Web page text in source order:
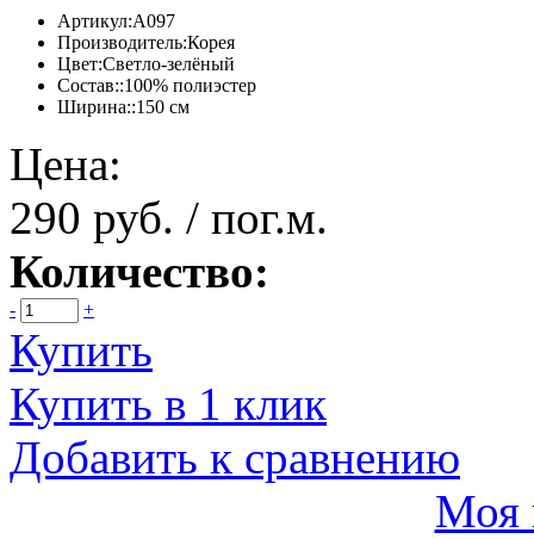
Артикул:А097
Производитель:Корея
Цвет:Светло-зелёный
Состав::100% полиэстер
Ширина::150 см
Цена:
290 руб. / пог.м.
Количество:
- +
Купить
Купить в 1 клик
Добавить к сравнению
Моя